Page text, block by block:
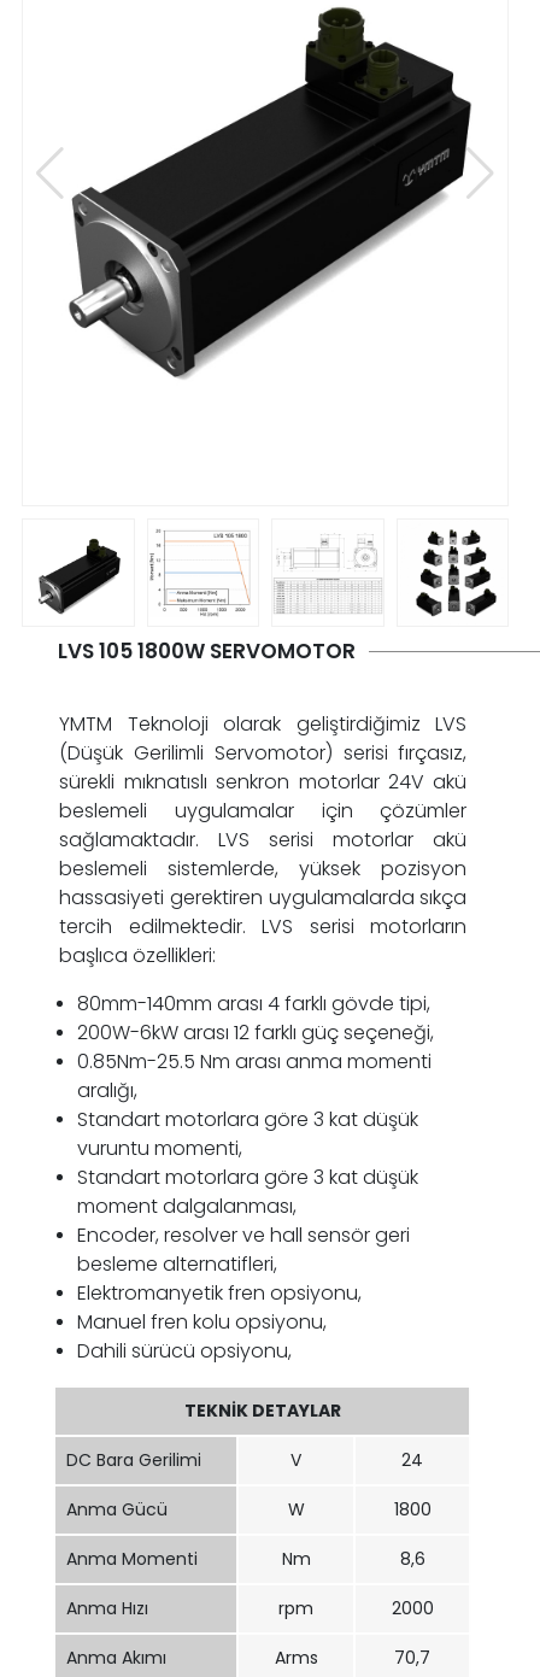
LVS 105 1800W SERVOMOTOR
YMTM Teknoloji olarak geliştirdiğimiz LVS
(Düşük Gerilimli Servomotor) serisi fırçasız,
sürekli mıknatıslı senkron motorlar 24V akü
beslemeli uygulamalar için çözümler
sağlamaktadır. LVS serisi motorlar akü
beslemeli sistemlerde, yüksek pozisyon
hassasiyeti gerektiren uygulamalarda sıkça
tercih edilmektedir. LVS serisi motorların
başlıca özellikleri:
80mm-140mm arası 4 farklı gövde tipi,
200W-6kW arası 12 farklı güç seçeneği,
0.85Nm-25.5 Nm arası anma momenti
aralığı,
Standart motorlara göre 3 kat düşük
vuruntu momenti,
Standart motorlara göre 3 kat düşük
moment dalgalanması,
Encoder, resolver ve hall sensör geri
besleme alternatifleri,
Elektromanyetik fren opsiyonu,
Manuel fren kolu opsiyonu,
Dahili sürücü opsiyonu,
TEKNİK DETAYLAR
DC Bara Gerilimi V 24
Anma Gücü W 1800
Anma Momenti Nm 8,6
Anma Hızı rpm 2000
Anma Akımı Arms 70,7